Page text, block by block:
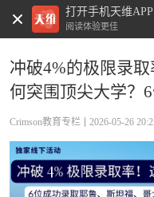
打开手机天维APP
阅读体验更佳
冲破4%的极限录
何突围顶尖大学？
Crimson教育专栏 2026-05-26